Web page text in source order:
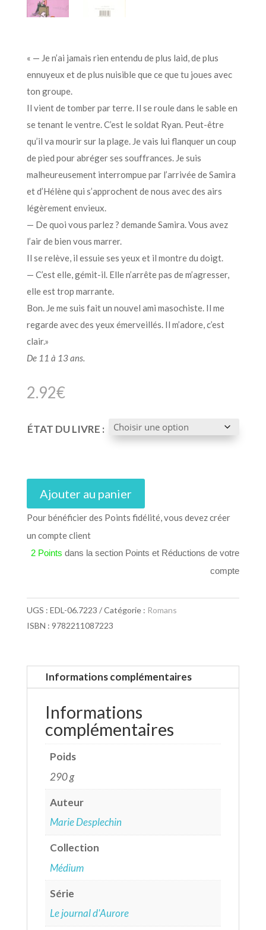
« — Je n’ai jamais rien entendu de plus laid, de plus
ennuyeux et de plus nuisible que ce que tu joues avec
ton groupe.
Il vient de tomber par terre. Il se roule dans le sable en
se tenant le ventre. C’est le soldat Ryan. Peut-être
qu’il va mourir sur la plage. Je vais lui flanquer un coup
de pied pour abréger ses souffrances. Je suis
malheureusement interrompue par l’arrivée de Samira
et d’Hélène qui s’approchent de nous avec des airs
légèrement envieux.
— De quoi vous parlez ? demande Samira. Vous avez
l’air de bien vous marrer.
Il se relève, il essuie ses yeux et il montre du doigt.
— C’est elle, gémit-il. Elle n’arrête pas de m’agresser,
elle est trop marrante.
Bon. Je me suis fait un nouvel ami masochiste. Il me
regarde avec des yeux émerveillés. Il m’adore, c’est
clair.»
De 11 à 13 ans.
2.92€
ÉTAT DU LIVRE :
Ajouter au panier
Pour bénéficier des Points fidélité, vous devez créer
un compte client
2 Points dans la section Points et Réductions de votre
compte
UGS : EDL-06.7223 Catégorie : Romans
ISBN : 9782211087223
Informations complémentaires
Informations
complémentaires
Poids
290 g
Auteur
Marie Desplechin
Collection
Médium
Série
Le journal d'Aurore